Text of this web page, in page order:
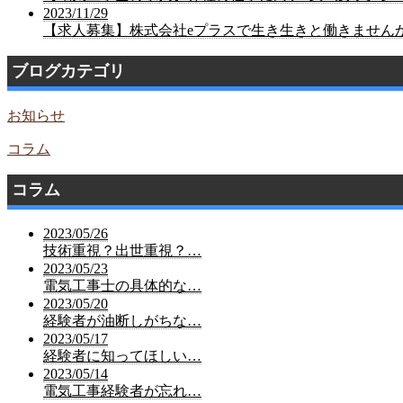
2023/11/29
【求人募集】株式会社eプラスで生き生きと働きません
ブログカテゴリ
お知らせ
コラム
コラム
2023/05/26
技術重視？出世重視？…
2023/05/23
電気工事士の具体的な…
2023/05/20
経験者が油断しがちな…
2023/05/17
経験者に知ってほしい…
2023/05/14
電気工事経験者が忘れ…